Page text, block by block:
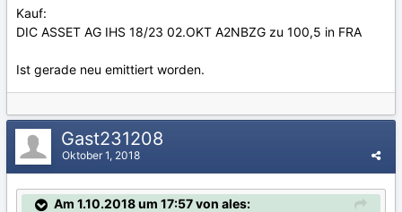
Kauf:
DIC ASSET AG IHS 18/23 02.OKT A2NBZG zu 100,5 in FRA
Ist gerade neu emittiert worden.
Gast231208
Oktober 1, 2018
Am 1.10.2018 um 17:57 von ales: